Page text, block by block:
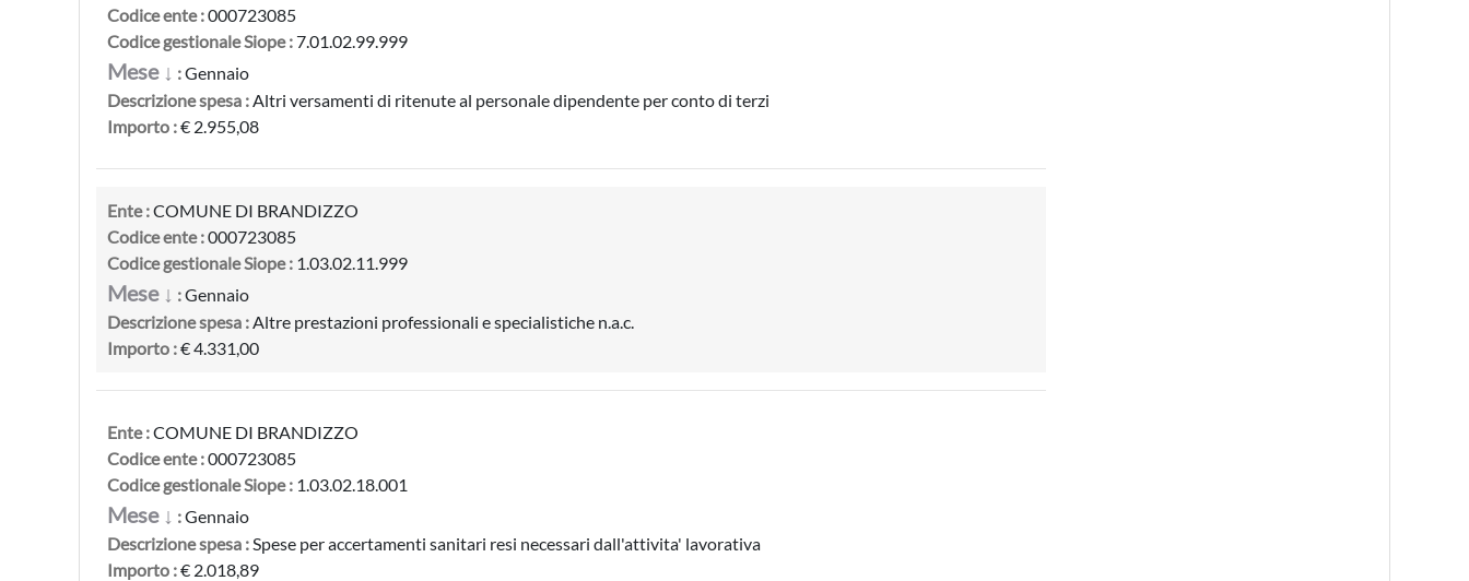
Codice ente :000723085
Codice gestionale Siope :7.01.02.99.999
Mese ↓ :Gennaio
Descrizione spesa :Altri versamenti di ritenute al personale dipendente per conto di terzi
Importo :€ 2.955,08
Ente :COMUNE DI BRANDIZZO
Codice ente :000723085
Codice gestionale Siope : 1.03.02.11.999
Mese ↓ :Gennaio
Descrizione spesa :Altre prestazioni professionali e specialistiche n.a.c.
Importo :€ 4.331,00
Ente :COMUNE DI BRANDIZZO
Codice ente :000723085
Codice gestionale Siope : 1.03.02.18.001
Mese ↓ :Gennaio
Descrizione spesa :Spese per accertamenti sanitari resi necessari dall'attivita' lavorativa
Importo :€ 2.018,89